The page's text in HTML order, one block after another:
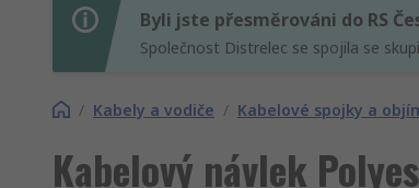
Byli jste přesměrováni do RS
Společnost Distrelec se spojila se
/ Kabely a vodiče / Kabelové spojky a
Kabelový návlek